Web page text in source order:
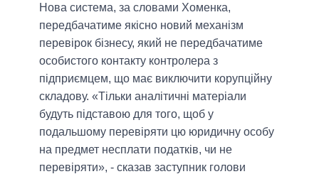
Нова система, за словами Хоменка,
передбачатиме якісно новий механізм
перевірок бізнесу, який не передбачатиме
особистого контакту контролера з
підприємцем, що має виключити корупційну
складову. «Тільки аналітичні матеріали
будуть підставою для того, щоб у
подальшому перевіряти цю юридичну особу
на предмет несплати податків, чи не
перевіряти», - сказав заступник голови